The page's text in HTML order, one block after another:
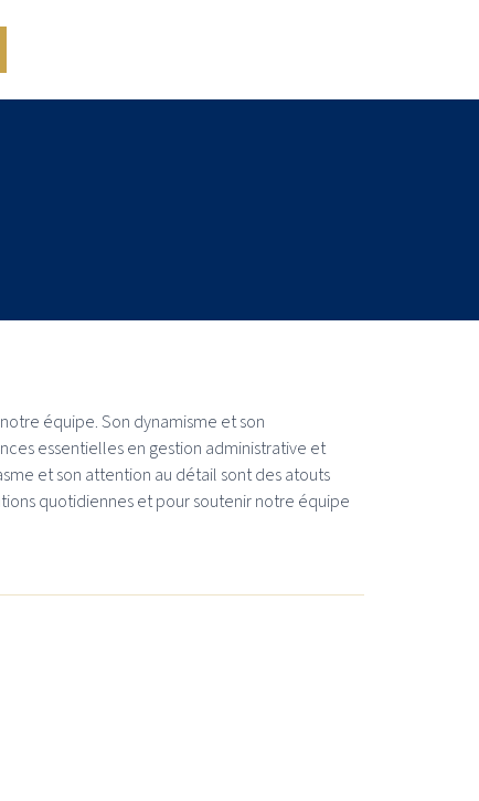
équipe. Son dynamisme et son
essentielles en gestion administrative et
et son attention au détail sont des atouts
quotidiennes et pour soutenir notre équipe